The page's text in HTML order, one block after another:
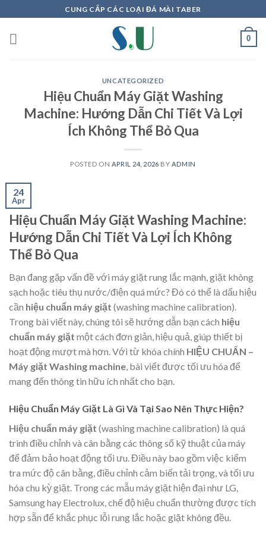
to
content
CUNG CẤP CÁC LOẠI ĐÁ MÀI TABER
0
UNCATEGORIZED
Hiệu Chuẩn Máy Giặt Washing
Machine: Hướng Dẫn Chi Tiết Và Lợi
Ích Không Thể Bỏ Qua
POSTED ON APRIL 24, 2026 BY ADMIN
24
Apr
Hiệu Chuẩn Máy Giặt Washing Machine:
Hướng Dẫn Chi Tiết Và Lợi Ích Không
Thể Bỏ Qua
Bạn đang gặp vấn đề với máy giặt rung lắc mạnh, giặt không
sạch hoặc tiêu thụ nước/điện quá mức? Đó có thể là dấu hiệu
cần hiệu chuẩn máy giặt (washing machine calibration).
Trong bài viết này, chúng tôi sẽ hướng dẫn bạn cách hiệu
chuẩn máy giặt một cách đơn giản, hiệu quả, giúp thiết bị
hoạt động mượt mà hơn. Với từ khóa chính HIỆU CHUẨN –
Máy giặt Washing machine , bài viết được tối ưu hóa để
mang đến thông tin hữu ích nhất cho bạn.
Hiệu Chuẩn Máy Giặt Là Gì Và Tại Sao Nên Thực Hiện?
Hiệu chuẩn máy giặt (washing machine calibration) là quá
trình điều chỉnh và cân bằng các thông số kỹ thuật của máy
để đảm bảo hoạt động tối ưu. Điều này bao gồm việc kiểm
tra mức độ cân bằng, điều chỉnh cảm biến tải trọng, và tối ưu
hóa chu kỳ giặt. Trong các mẫu máy giặt hiện đại như LG,
Samsung hay Electrolux, chế độ hiệu chuẩn thường được tích
hợp sẵn để khắc phục lỗi rung lắc hoặc giặt không đều.